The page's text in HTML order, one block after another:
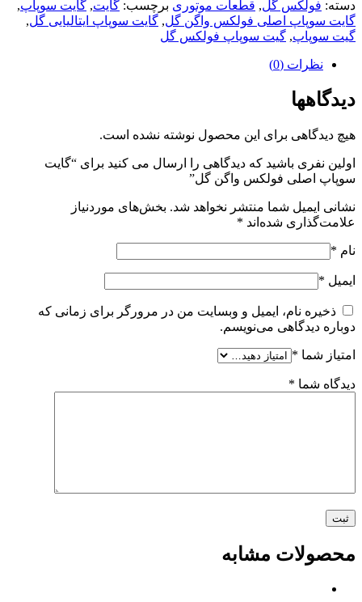
دسته: فولکس گل, قطعات موتوری برچسب: گایت, گایت سوپاپ,
گایت سوپاپ اصلی فولکس واگن گل, گایت سوپاپ ایتالیایی گل,
گیت سوپاپ, گیت سوپاپ فولکس گل
نظرات (0)
دیدگاهها
هیچ دیدگاهی برای این محصول نوشته نشده است.
اولین نفری باشید که دیدگاهی را ارسال می کنید برای “گایت
سوپاپ اصلی فولکس واگن گل”
نشانی ایمیل شما منتشر نخواهد شد. بخش‌های موردنیاز
علامت‌گذاری شده‌اند *
نام *
ایمیل *
ذخیره نام، ایمیل و وبسایت من در مرورگر برای زمانی که
دوباره دیدگاهی می‌نویسم.
امتیاز شما *
دیدگاه شما *
محصولات مشابه